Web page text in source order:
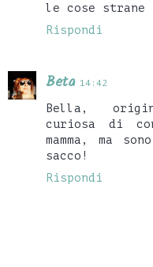
le cose
Rispondi
Beta 14:42
Bella,
curiosa di
mamma, ma
sacco!
Rispondi